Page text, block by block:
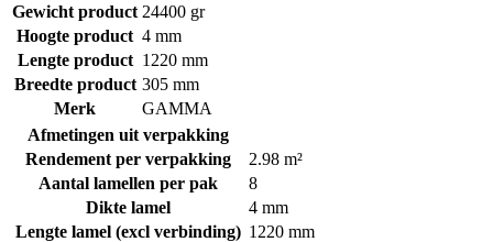
Gewicht product 24400 gr
Hoogte product 4 mm
Lengte product 1220 mm
Breedte product 305 mm
Merk
GAMMA
Afmetingen uit verpakking
Rendement per verpakking
2.98 m²
Aantal lamellen per pak
8
Dikte lamel
4 mm
Lengte lamel (excl verbinding) 1220 mm